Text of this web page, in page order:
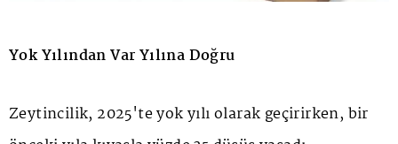
Yok Yılından Var Yılına Doğru
Zeytincilik, 2025'te yok yılı olarak geçirirken, bir